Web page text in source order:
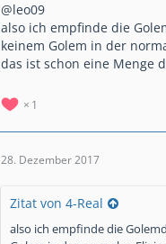
@leo09
also ich empfinde die
keinem Golem in der
das ist schon eine Menge
1
28. Dezember 2017
Zitat von 4-Real
also ich empfinde die